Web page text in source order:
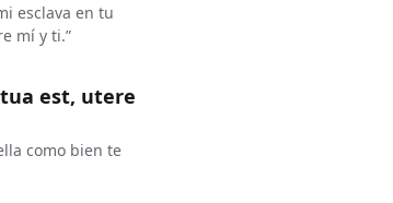
esclava en tu
mí y ti.”
est, utere
como bien te